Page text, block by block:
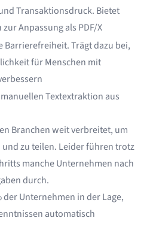
Transaktionsdruck. Bietet
Anpassung als PDF/X
Barrierefreiheit. Trägt dazu bei,
für Menschen mit
Textextraktion aus
Branchen weit verbreitet, um
zu teilen. Leider führen trotz
manche Unternehmen nach
durch.
der Unternehmen in der Lage,
automatisch